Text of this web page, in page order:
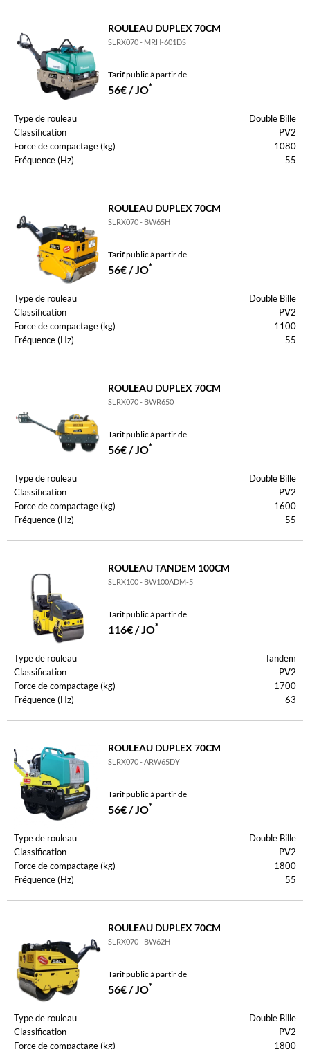
ROULEAU DUPLEX 70CM
SLRX070 - MRH-601DS
Tarif public à partir de
56€ / JO*
Type de rouleau
Double Bille
Classification
PV2
Force de compactage (kg)
1080
Fréquence (Hz)
55
ROULEAU DUPLEX 70CM
SLRX070 - BW65H
Tarif public à partir de
56€ / JO*
Type de rouleau
Double Bille
Classification
PV2
Force de compactage (kg)
1100
Fréquence (Hz)
55
ROULEAU DUPLEX 70CM
SLRX070 - BWR650
Tarif public à partir de
56€ / JO*
Type de rouleau
Double Bille
Classification
PV2
Force de compactage (kg)
1600
Fréquence (Hz)
55
ROULEAU TANDEM 100CM
SLRX100 - BW100ADM-5
Tarif public à partir de
116€ / JO*
Type de rouleau
Tandem
Classification
PV2
Force de compactage (kg)
1700
Fréquence (Hz)
63
ROULEAU DUPLEX 70CM
SLRX070 - ARW65DY
Tarif public à partir de
56€ / JO*
Type de rouleau
Double Bille
Classification
PV2
Force de compactage (kg)
1800
Fréquence (Hz)
55
ROULEAU DUPLEX 70CM
SLRX070 - BW62H
Tarif public à partir de
56€ / JO*
Type de rouleau
Double Bille
Classification
PV2
Force de compactage (kg)
1800